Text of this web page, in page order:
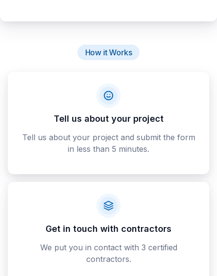
How it Works
Tell us about your project
Tell us about your project and submit the form
in less than 5 minutes.
Get in touch with contractors
We put you in contact with 3 certified
contractors.